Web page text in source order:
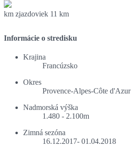
km zjazdoviek 11 km
Informácie o stredisku
Krajina
Francúzsko
Okres
Provence-Alpes-Côte d'Azur
Nadmorská výška
1.480 - 2.100m
Zimná sezóna
16.12.2017- 01.04.2018